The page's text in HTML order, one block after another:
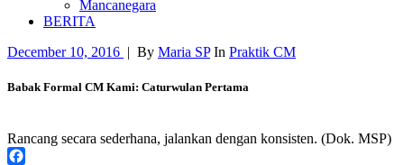
Mancanegara
BERITA
December 10, 2016 | By Maria SP In Praktik CM
Babak Formal CM Kami: Caturwulan Pertama
Rancang secara sederhana, jalankan dengan konsisten. (Dok. MSP)